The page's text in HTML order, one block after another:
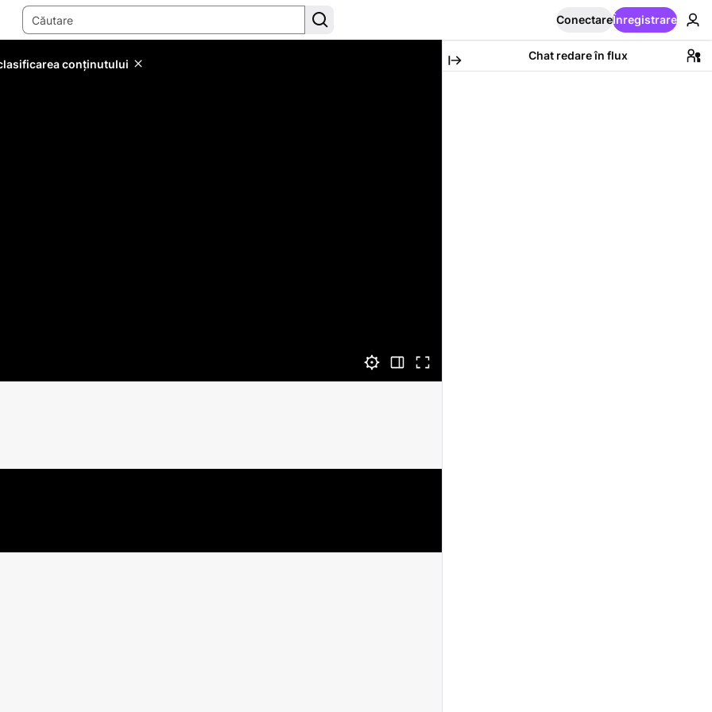
ConectareÎnregistrare
conținutului
Chat redare în flux